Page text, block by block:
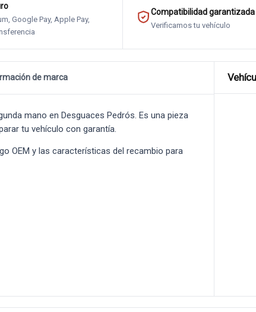
Google Pay, Apple Pay,
Compatibilidad garantizada
Verificamos tu vehículo
de marca
mano en Desguaces Pedrós. Es una pieza
tu vehículo con garantía.
OEM y las características del recambio para